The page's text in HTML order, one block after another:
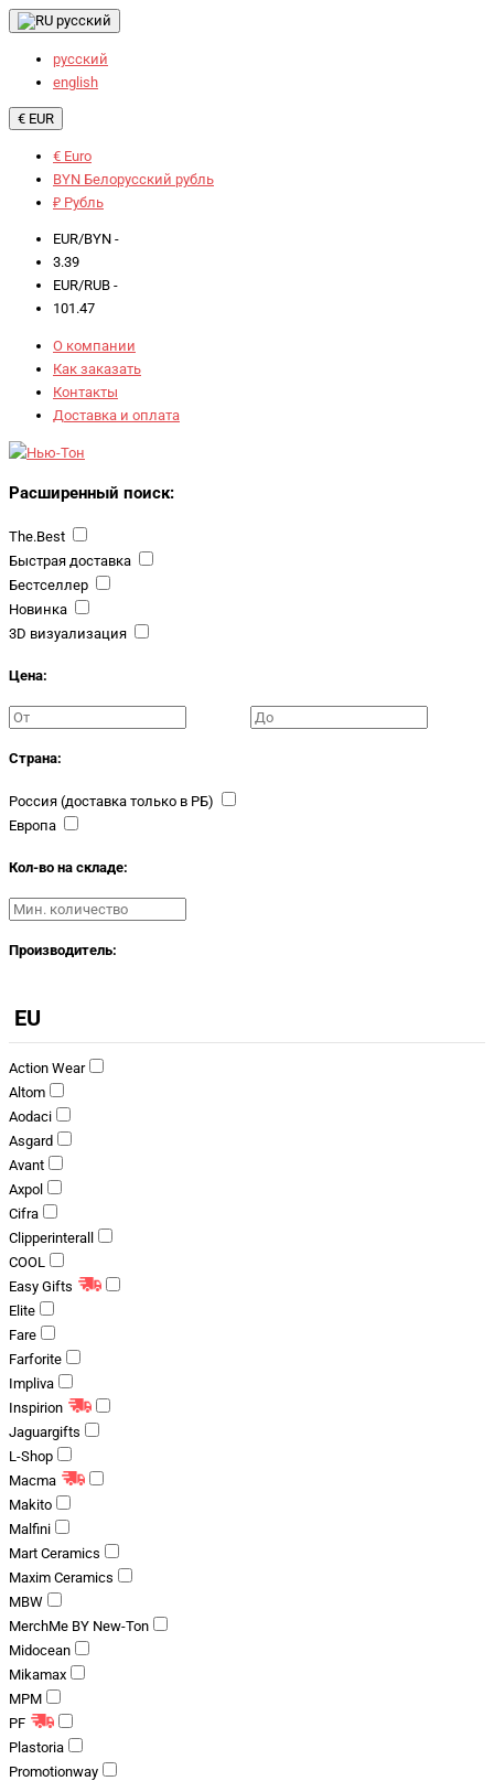
русский
русский
english
€ EUR
€ Euro
BYN Белорусский рубль
₽ Рубль
EUR/BYN -
3.39
EUR/RUB -
101.47
О компании
Как заказать
Контакты
Доставка и оплата
Расширенный поиск:
The.Best
Быстрая доставка
Бестселлер
Новинка
3D визуализация
Цена:
Страна:
Россия (доставка только в РБ)
Европа
Кол-во на складе:
Производитель:
EU
Action Wear
Altom
Aodaci
Asgard
Avant
Axpol
Cifra
Clipperinterall
COOL
Easy Gifts
Elite
Fare
Farforite
Impliva
Inspirion
Jaguargifts
L-Shop
Macma
Makito
Malfini
Mart Ceramics
Maxim Ceramics
MBW
MerchMe BY New-Ton
Midocean
Mikamax
MPM
PF
Plastoria
Promotionway